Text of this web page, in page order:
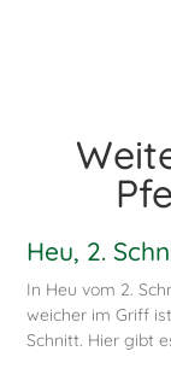
Heu, 2.
In Heu vom 2.
weicher im Griff
Schnitt. Hier gibt